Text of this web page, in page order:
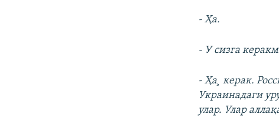
- Ҳа.
- У сизга
- Ҳа¸ керак.
Украинадаги
улар. Улар